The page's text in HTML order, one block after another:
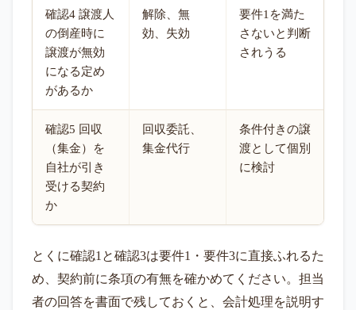
確認4 譲渡人
の倒産時に
譲渡が無効
になる定め
があるか
解除、無
効、失効
要件1を満た
さないと判断
されうる
確認5 回収
（集金）を
自社が引き
受ける契約
か
回収委託、
集金代行
条件付きの譲
渡として個別
に検討
とくに確認1と確認3は要件1・要件3に直接ふれるた
め、契約前に条項の有無を確かめてください。担当
者の回答を書面で残しておくと、会計処理を説明す